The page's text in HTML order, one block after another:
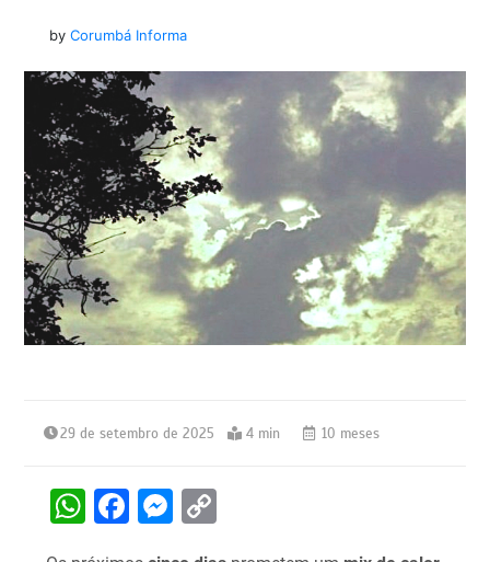
by Corumbá Informa
29 de setembro de 2025 4 min 10 meses
W
F
M